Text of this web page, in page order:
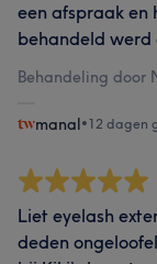
een afspraak en
behandeld werd
Behandeling door
manal•12 dagen
Liet eyelash
deden